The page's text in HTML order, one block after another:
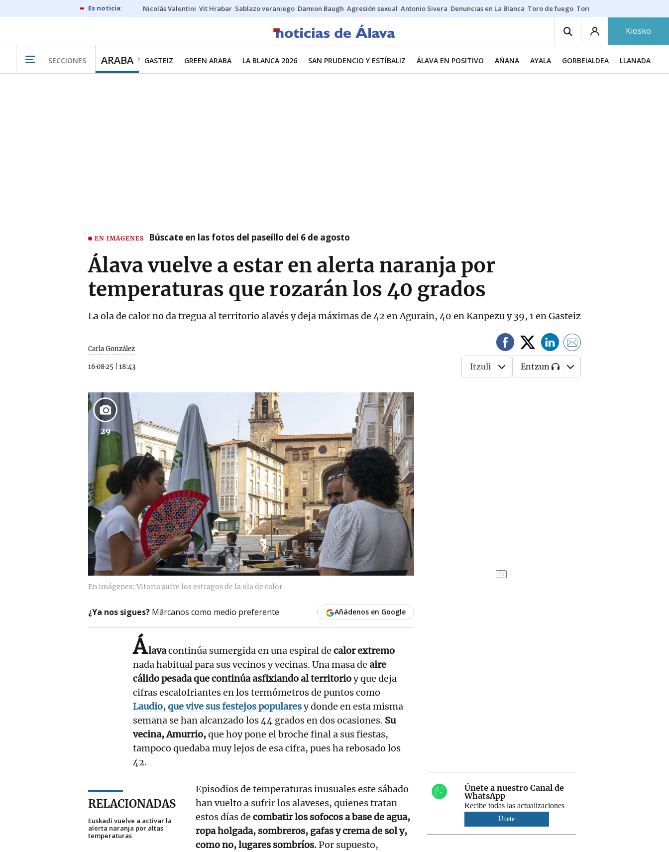
Nicolás Valentini Vit Hrabar Sablazo veraniego Damion Baugh Agresión sexual Antonio Sivera Denuncias en La Blanca Toro de fuego Tornike Shengelia
Kiosko
SECCIONES ARABA GASTEIZ GREEN ARABA LA BLANCA 2026 SAN PRUDENCIO Y ESTÍBALIZ ÁLAVA EN POSITIVO AÑANA AYALA GORBEIALDEA LLANADA
EN IMÁGENES Búscate en las fotos del paseíllo del 6 de agosto
Álava vuelve a estar en alerta naranja por
temperaturas que rozarán los 40 grados
La ola de calor no da tregua al territorio alavés y deja máximas de 42 en Agurain, 40 en Kanpezu y 39, 1 en Gasteiz
Carla González
16·08·25 18:43 Itzuli Entzun
29
En imágenes: Vitoria sufre los estragos de la ola de calor
¿Ya nos sigues? Márcanos como medio preferente Añádenos en Google
Álavacontinúa sumergida en una espiral de calor extremo
nada habitual para sus vecinos y vecinas. Una masa de aire
cálido pesada que continúa asfixiando al territorioy que deja
cifras escalofriantes en los termómetros de puntos como
Laudio, que vive sus festejos popularesy donde en esta misma
semana se han alcanzado los 44 grados en dos ocasiones. Su
vecina, Amurrio,que hoy pone el broche final a sus fiestas,
tampoco quedaba muy lejos de esa cifra, pues ha rebosado los
42.
RELACIONADAS
Euskadi vuelve a activar la
alerta naranja por altas
temperaturas
Episodios de temperaturas inusuales este sábado
han vuelto a sufrir los alaveses, quienes tratan
estos días decombatir los sofocos a base de agua,
ropa holgada, sombreros, gafas y crema de sol y,
como no, lugares sombríos.Por supuesto,
Únete a nuestro Canal de
WhatsApp
Recibe todas las actualizaciones
Únete